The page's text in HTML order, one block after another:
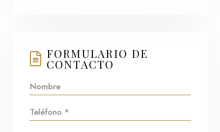
FORMULARIO DE
CONTACTO